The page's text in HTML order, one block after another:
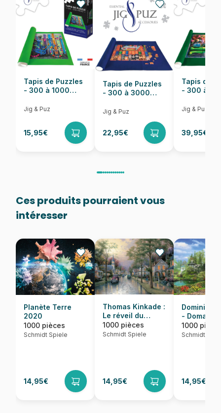
Nombre de pièces 1000 pièces
Dimensions 69 x 49 cm
Tapis de Puzzles
- 300 à 1000
Jig & Puz
15,95€
Tapis de Puzzles
- 300 à 3000
Jig & Puz
22,95€
Tapis de
- 300 à
Jig & Puz
39,95€
Ces produits pourraient vous
intéresser
Planète Terre
2020
1000 pièces
Schmidt Spiele
14,95€
Thomas Kinkade :
Le réveil du
village
1000 pièces
Schmidt Spiele
14,95€
Dominic
- Domaine
idyllique
1000
Schmidt
14,95€